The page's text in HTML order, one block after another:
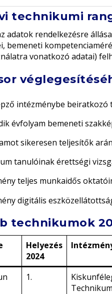
technikumi
adatok rendelkezésre
bemeneti
vonatkozó adatai)
intézménybe
évfolyam bemeneti
sikeresen teljesítők
tanulóinak érettségi
teljes munkaidős
digitális
technikumok
Helyezés
2024
1.